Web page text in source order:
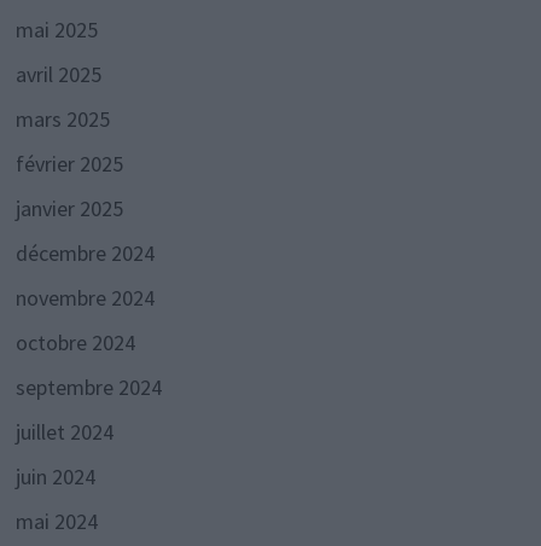
mai 2025
avril 2025
mars 2025
février 2025
janvier 2025
décembre 2024
novembre 2024
octobre 2024
septembre 2024
juillet 2024
juin 2024
mai 2024